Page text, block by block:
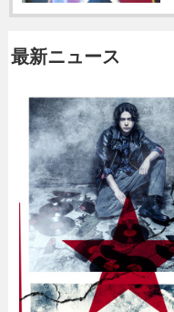
最新ニュース